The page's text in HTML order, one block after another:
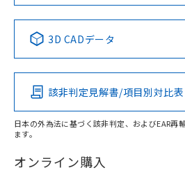
Pb Hg
O
在庫等で未対応品が混在する可能
No No
この製品の規
その他の認証はこちらのペ
3D CADデータ
該非判定見解書/項目別対比表
日本の外為法に基づく該非判定、およびEAR再
ます。
オンライン購入
り、2022年1月12日より割
す。